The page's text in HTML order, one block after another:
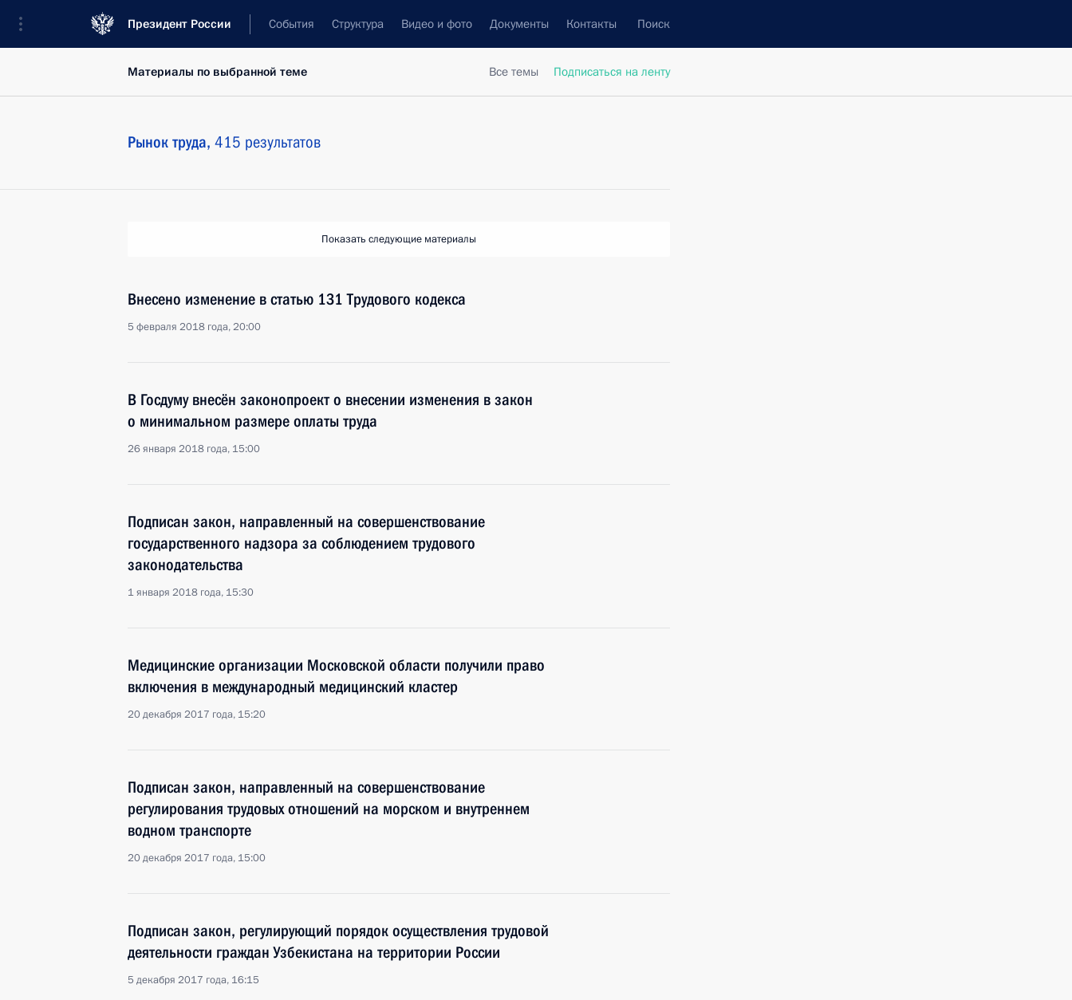
Президент России События Структура Видео и фото Документы Контакты Поиск
Все темы Подписаться на ленту
Материалы по выбранной теме
Рынок труда, 415 результатов
Показать следующие материалы
Внесено изменение в статью 131 Трудового кодекса
5 февраля 2018 года, 20:00
В Госдуму внесён законопроект о внесении изменения в закон
о минимальном размере оплаты труда
26 января 2018 года, 15:00
Подписан закон, направленный на совершенствование
государственного надзора за соблюдением трудового
законодательства
1 января 2018 года, 15:30
Медицинские организации Московской области получили право
включения в международный медицинский кластер
20 декабря 2017 года, 15:20
Подписан закон, направленный на совершенствование
регулирования трудовых отношений на морском и внутреннем
водном транспорте
20 декабря 2017 года, 15:00
Подписан закон, регулирующий порядок осуществления трудовой
деятельности граждан Узбекистана на территории России
5 декабря 2017 года, 16:15